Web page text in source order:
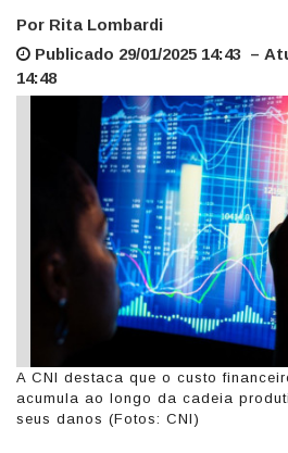
Por Rita Lombardi
Publicado 29/01/2025 14:43 –
14:48
A CNI destaca que o custo
acumula ao longo da cadeia
seus danos (Fotos: CNI)